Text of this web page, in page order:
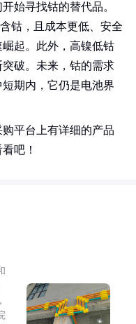
始寻找钴的替代品。
钴，且成本更低、安全
起。此外，高镍低钴
破。未来，钴的需求
期内，它仍是电池界
平台上有详细的产品
吧！